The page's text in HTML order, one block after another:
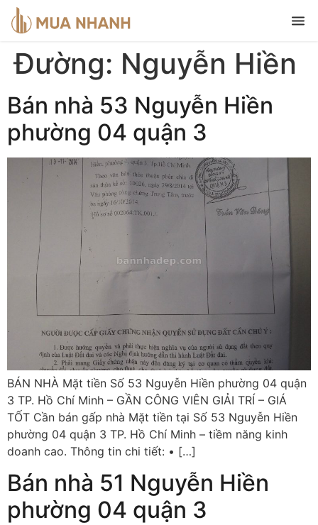
Đường: Nguyễn Hiền
Bán nhà 53 Nguyễn Hiền
phường 04 quận 3
BÁN NHÀ Mặt tiền Số 53 Nguyễn Hiền phường 04 quận
3 TP. Hồ Chí Minh – GẦN CÔNG VIÊN GIẢI TRÍ – GIÁ
TỐT Cần bán gấp nhà Mặt tiền tại Số 53 Nguyễn Hiền
phường 04 quận 3 TP. Hồ Chí Minh – tiềm năng kinh
doanh cao. Thông tin chi tiết: • […]
Bán nhà 51 Nguyễn Hiền
phường 04 quận 3